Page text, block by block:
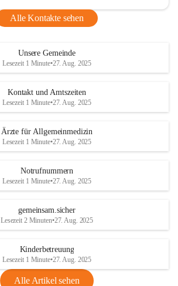
Alle Kontakte sehen
Unsere Gemeinde
Lesezeit 1 Minute•27. Aug. 2025
Kontakt und Amtszeiten
Lesezeit 1 Minute•27. Aug. 2025
Ärzte für Allgemeinmedizin
Lesezeit 1 Minute•27. Aug. 2025
Notrufnummern
Lesezeit 1 Minute•27. Aug. 2025
gemeinsam.sicher
Lesezeit 2 Minuten•27. Aug. 2025
Kinderbetreuung
Lesezeit 1 Minute•27. Aug. 2025
Alle Artikel sehen